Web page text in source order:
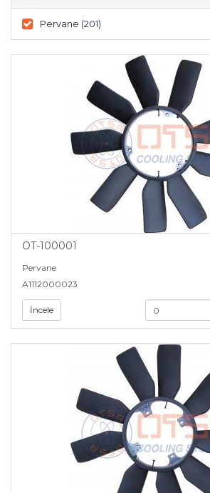
Land Rover (3)
Man (21)
Mercedes-Benz (48)
Mitsubishi (1)
Nissan (1)
Opel (4)
Peugeot (6)
Scania (5)
SSangyong (1)
Pervane (201)
OT-100001
Pervane
A1112000023
İncele